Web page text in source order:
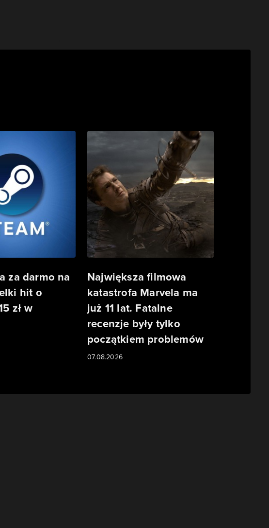
za darmo na
hit o
zł w
Największa filmowa
katastrofa Marvela ma
już 11 lat. Fatalne
recenzje były tylko
początkiem problemów
07.08.2026